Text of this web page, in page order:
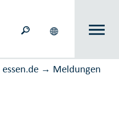
essen.de → Meldungen